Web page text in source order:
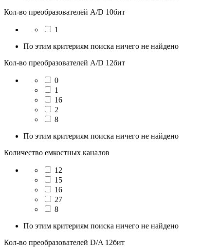
Кол-во преобразователей A/D 10бит
1
По этим критериям поиска ничего не найдено
Кол-во преобразователей A/D 12бит
0
1
16
2
8
По этим критериям поиска ничего не найдено
Количество емкостных каналов
12
15
16
27
8
По этим критериям поиска ничего не найдено
Кол-во преобразователей D/A 12бит